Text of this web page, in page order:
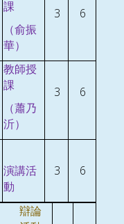
課
（俞振
華）
3 6
教師授
課
（蕭乃
沂）
3 6
演講活
動
3 6
辯論